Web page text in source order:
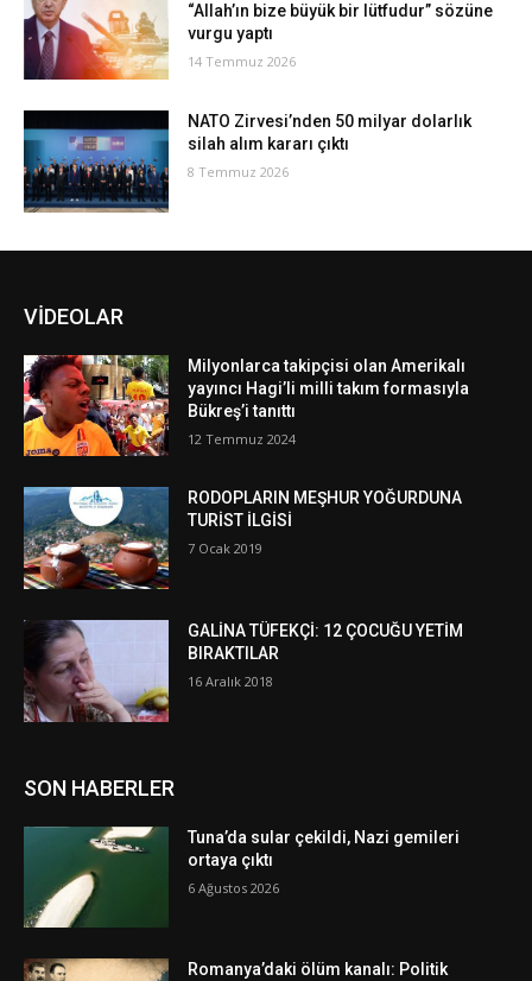
“Allah’ın bize büyük bir lütfudur” sözüne
vurgu yaptı
14 Temmuz 2026
NATO Zirvesi’nden 50 milyar dolarlık
silah alım kararı çıktı
8 Temmuz 2026
VİDEOLAR
Milyonlarca takipçisi olan Amerikalı
yayıncı Hagi’li milli takım formasıyla
Bükreş’i tanıttı
12 Temmuz 2024
RODOPLARIN MEŞHUR YOĞURDUNA
TURİST İLGİSİ
7 Ocak 2019
GALİNA TÜFEKÇİ: 12 ÇOCUĞU YETİM
BIRAKTILAR
16 Aralık 2018
SON HABERLER
Tuna’da sular çekildi, Nazi gemileri
ortaya çıktı
6 Ağustos 2026
Romanya’daki ölüm kanalı: Politik